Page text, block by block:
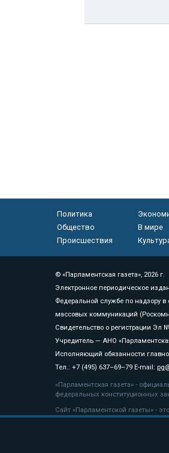
Политика
Общество
В мире
Происшествия
© «Парламентская газета», 2026 г.
Электронное периодическое
Федеральной службе по надзору
массовых коммуникаций
Свидетельство о регистрации Эл
Учредитель — АНО
Исполняющий обязанности
Тел.: +7 (495) 637–69–79 E-mail:
«Парламентская газета» -
федеральных конституционных
Сайт «Парламентской газеты» -
«Парламентской газеты»